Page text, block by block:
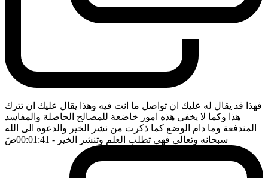
فهذا قد يقال له عليك ان تواصل ما انت فيه وهذا يقال عليك ان تترك
هذا وكما لا يخفى هذه امور خاضعة للمصالح الحاصلة والمفاسد
المندفعة وما دام الوضع كما ذكرت من نشر الخير والدعوة الى الله
سبحانه وتعالى فهي تطلب العلم وتنشر الخير - 00:01:41 ضَ